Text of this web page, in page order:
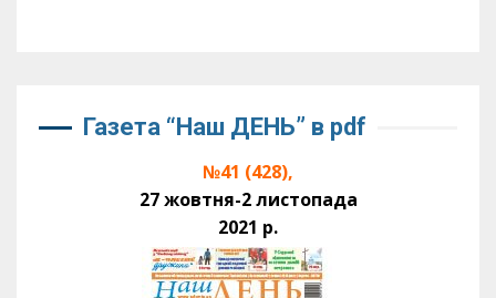
Газета “Наш ДЕНЬ” в pdf
№41 (428),
27 жовтня-2 листопада
2021 р.